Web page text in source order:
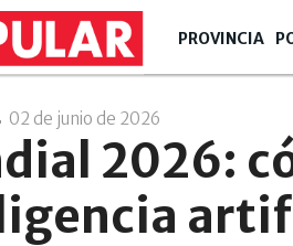
PROVINCIA
02 de junio de 2026
2026: